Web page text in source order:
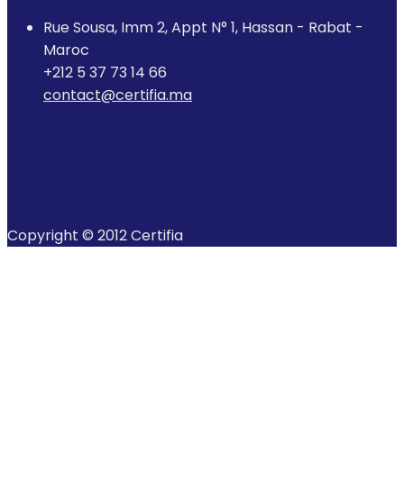
Rue Sousa, Imm 2, Appt N° 1, Hassan - Rabat -
Maroc
+212 5 37 73 14 66
contact@certifia.ma
Copyright © 2012 Certifia